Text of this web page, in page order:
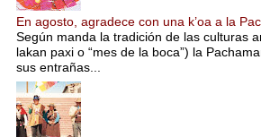
En agosto, agradece con una k’oa a la
Según manda la tradición de las culturas
lakan paxi o “mes de la boca”) la
sus entrañas...